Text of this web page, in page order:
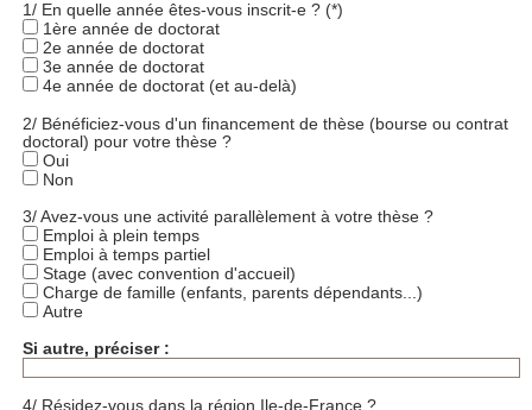
1/ En quelle année êtes-vous inscrit-e ? (*)
1ère année de doctorat
2e année de doctorat
3e année de doctorat
4e année de doctorat (et au-delà)
2/ Bénéficiez-vous d'un financement de thèse (bourse ou contrat
doctoral) pour votre thèse ?
Oui
Non
3/ Avez-vous une activité parallèlement à votre thèse ?
Emploi à plein temps
Emploi à temps partiel
Stage (avec convention d'accueil)
Charge de famille (enfants, parents dépendants...)
Autre
Si autre, préciser :
4/ Résidez-vous dans la région Ile-de-France ?